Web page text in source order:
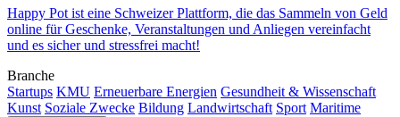
Happy Pot ist eine Schweizer Plattform, die das Sammeln von Geld
online für Geschenke, Veranstaltungen und Anliegen vereinfacht
und es sicher und stressfrei macht!
Branche
Startups KMU Erneuerbare Energien Gesundheit & Wissenschaft
Kunst Soziale Zwecke Bildung Landwirtschaft Sport Maritime